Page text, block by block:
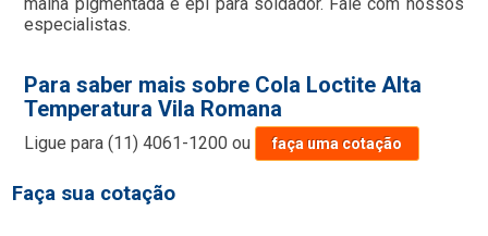
especialistas.
Para saber mais sobre Cola Loctite Alta
Temperatura Vila Romana
Ligue para(11) 4061-1200 ou faça uma cotação
Faça sua cotação